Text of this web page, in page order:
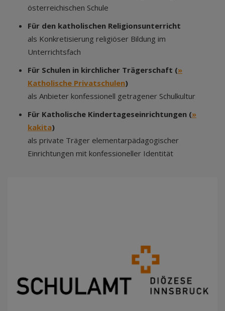
österreichischen Schule
Für den katholischen Religionsunterricht
als Konkretisierung religiöser Bildung im
Unterrichtsfach
Für Schulen in kirchlicher Trägerschaft (»
Katholische Privatschulen)
als Anbieter konfessionell getragener Schulkultur
Für Katholische Kindertageseinrichtungen (»
kakita)
als private Träger elementarpädagogischer
Einrichtungen mit konfessioneller Identität